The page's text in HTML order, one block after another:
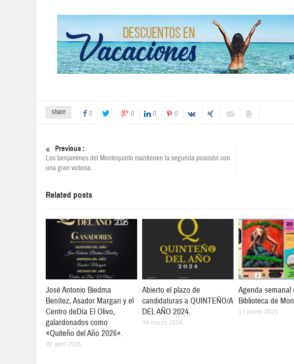
share 0 0 0 0
Previous :
Los benjamines del Montequinto mantienen la segunda posición con
una gran victoria.
Related posts
José Antonio Biedma
Benítez, Asador Margari y el
Centro deDía El Olivo,
galardonados como
«Quiteño del Año 2026».
06 abril 2026
Abierto el plazo de
candidaturas a QUINTEÑO/A
DEL AÑO 2024.
04 marzo 2024
Agenda semanal
Biblioteca de
17 enero 2023